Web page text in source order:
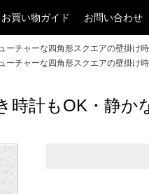
お買い物ガイド お問い合わせ
ーチャーな四角形スクエアの壁掛け
ーチャーな四角形スクエアの壁掛け
計もOK・静か